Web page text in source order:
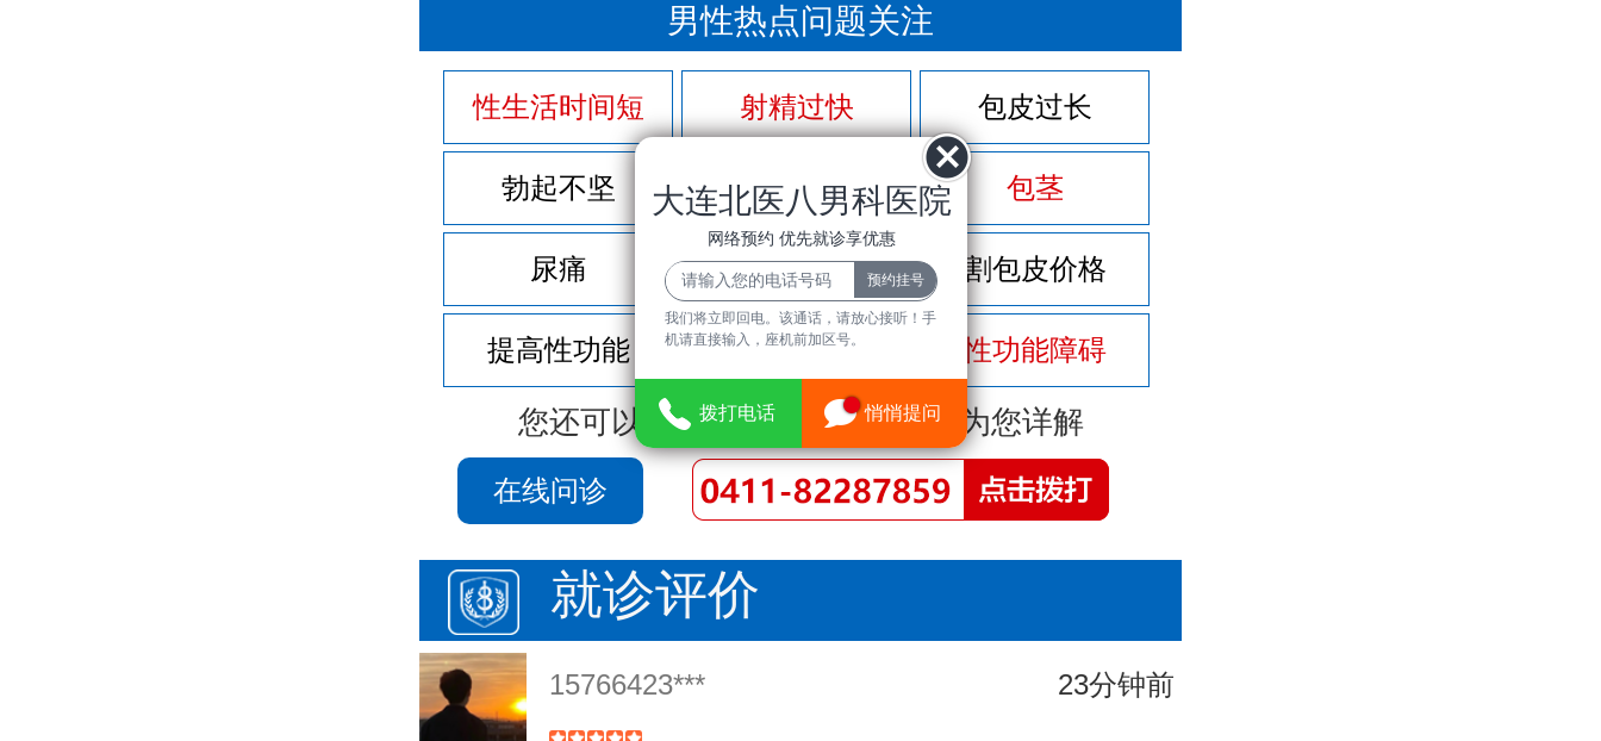
男性热点问题关注
性生活时间短 射精过快 包皮过长
勃起不坚 尿频尿急 包茎
尿痛 前列腺炎 割包皮价格
提高性功能 龟头敏感 性功能障碍
您还可以拨打免费咨询电话立即为您详解
在线问诊
就诊评价
15766423*** 23分钟前
大连北医八男科医院
网络预约 优先就诊享优惠
我们将立即回电。该通话，请放心接听！手
机请直接输入，座机前加区号。
拨打电话 悄悄提问